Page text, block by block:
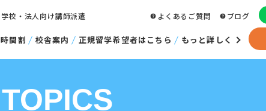
時間割 校舎案内 正規留学希望者はこちら もっと詳しく
学校・法人向け講師派遣 よくあるご質問 ブログ
TOPICS